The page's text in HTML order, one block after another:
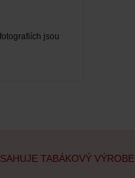
jsou
TABÁKOVÝ